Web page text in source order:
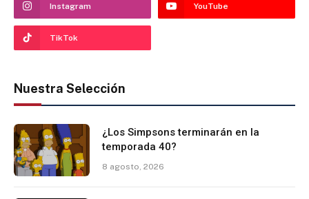
Instagram YouTube
TikTok
Nuestra Selección
¿Los Simpsons terminarán en la
temporada 40?
8 agosto, 2026